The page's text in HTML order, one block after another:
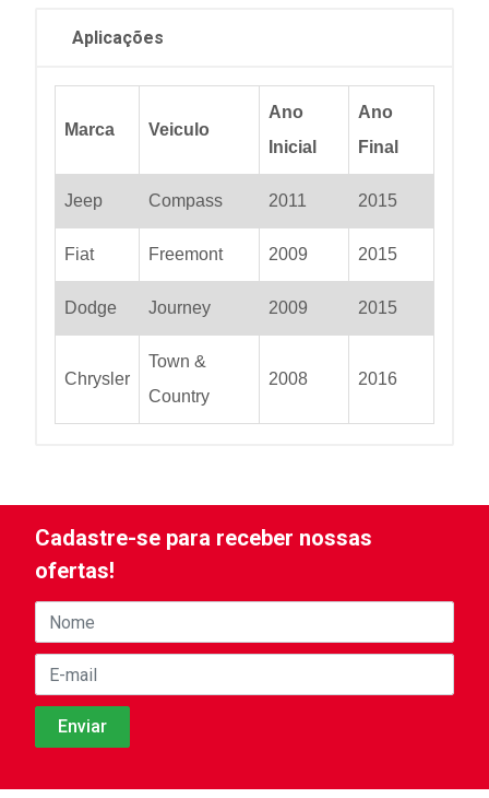
Aplicações
Marca Veiculo
Ano
Inicial
Ano
Final
Jeep Compass 2011 2015
Fiat Freemont 2009 2015
Dodge Journey 2009 2015
Chrysler
Town &
Country
2008 2016
Cadastre-se para receber nossas
ofertas!